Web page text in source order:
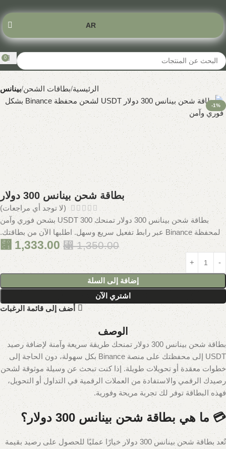
AR
0
الرئيسية بطاقات الشحن بينانس
-1%
بطاقة شحن بينانس 300 دولار
(لا توجد أي مراجعات)
بطاقة شحن بينانس 300 دولار تمنحك 300 USDT بشحن فوري وآمن
لمحفظة Binance عبر رابط تفعيل سريع وسهل. اطلبها الآن من بطاقتك.
⃁1,350.00
⃁1,333.00
إضافة إلى السلة
اشتري الآن
أضف إلى قائمة الرغبات
الوصف
بطاقة شحن بينانس 300 دولار تمنحك طريقة سريعة وآمنة لإضافة رصيد
USDT إلى محفظتك على منصة Binance بكل سهولة، دون الحاجة إلى
خطوات معقدة أو تحويلات طويلة. إذا كنت تبحث عن وسيلة موثوقة لشحن
رصيدك الرقمي والاستفادة من العملات الرقمية في التداول أو التحويل،
فهذه البطاقة توفر لك تجربة مريحة وفورية.
💳 ما هي بطاقة شحن بينانس 300 دولار؟
تُعد بطاقة شحن بينانس 300 دولار خيارًا عمليًا للحصول على رصيد بقيمة